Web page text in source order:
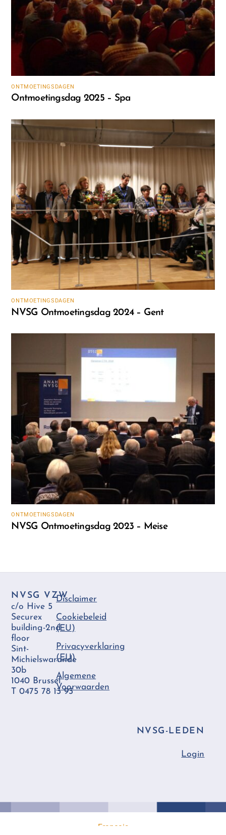
ONTMOETINGSDAGEN
Ontmoetingsdag 2025 – Spa
ONTMOETINGSDAGEN
NVSG Ontmoetingsdag 2024 – Gent
ONTMOETINGSDAGEN
NVSG Ontmoetingsdag 2023 – Meise
NVSG VZW
c/o Hive 5
Securex
building-2nd
floor
Sint-
Michielswarande
30b
1040 Brussel
T 0475 78 13 93
Disclaimer
Cookiebeleid
(EU)
Privacyverklaring
(EU)
Algemene
Voorwaarden
NVSG-LEDEN
Login
Français